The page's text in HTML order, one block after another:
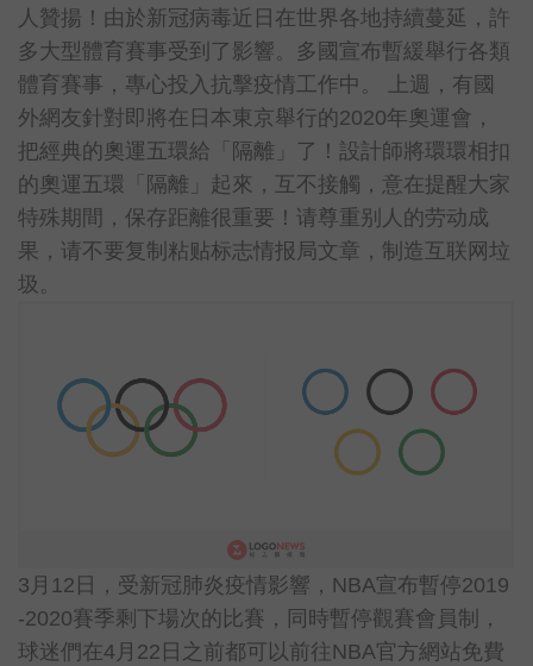
人贊揚！由於新冠病毒近日在世界各地持續蔓延，許
多大型體育賽事受到了影響。多國宣布暫緩舉行各類
體育賽事，專心投入抗擊疫情工作中。 上週，有國
外網友針對即將在日本東京舉行的2020年奧運會，
把經典的奧運五環給「隔離」了！設計師將環環相扣
的奧運五環「隔離」起來，互不接觸，意在提醒大家
特殊期間，保存距離很重要！请尊重别人的劳动成
果，请不要复制粘贴标志情报局文章，制造互联网垃
圾。
3月12日，受新冠肺炎疫情影響，NBA宣布暫停2019
-2020賽季剩下場次的比賽，同時暫停觀賽會員制，
球迷們在4月22日之前都可以前往NBA官方網站免費